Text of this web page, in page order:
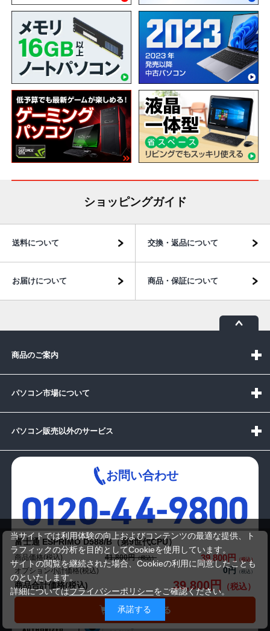
富士通 ESPRIMO D588/B（第9世代CPU）
商品価格(税込) 39,800円
41,800円
オプション小計価格(税込)
0円
商品合計価格(税込)
39,800円
カートに入れる
ショッピングガイド
送料について 交換・返品について
お届けについて 商品・保証について
商品のご案内
パソコン市場について
パソコン販売以外のサービス
お問い合わせ
受付時間：10:00~19:00(休業:日曜日)
メールでの
お問い合わせはこちら
当サイトでは利用体験の向上およびコンテンツの最適な提供、ト
ラフィックの分析を目的としてCookieを使用しています。
サイトの閲覧を継続された場合、Cookieの利用に同意したことも
のといたします。
詳細についてはプライバシーポリシーをご確認ください。
承諾する